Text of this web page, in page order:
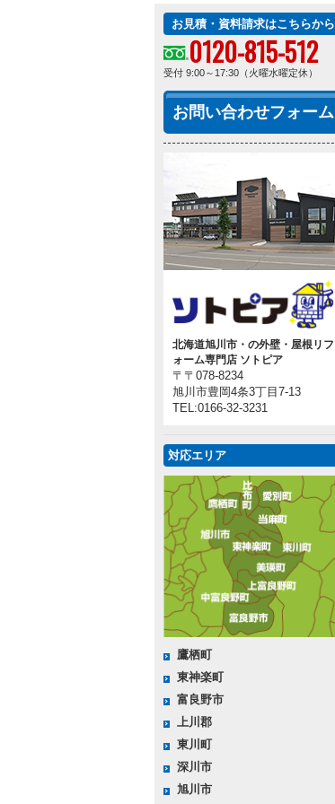
お見積・資料請求はこちらから
0120-815-512
受付 9:00～17:30（火曜水曜定休）
お問い合わせフォーム
北海道旭川市・の外壁・屋根リフ
ォーム専門店 ソトピア
〒〒078-8234
旭川市豊岡4条3丁目7-13
TEL:0166-32-3231
対応エリア
鷹栖町
東神楽町
富良野市
上川郡
東川町
深川市
旭川市